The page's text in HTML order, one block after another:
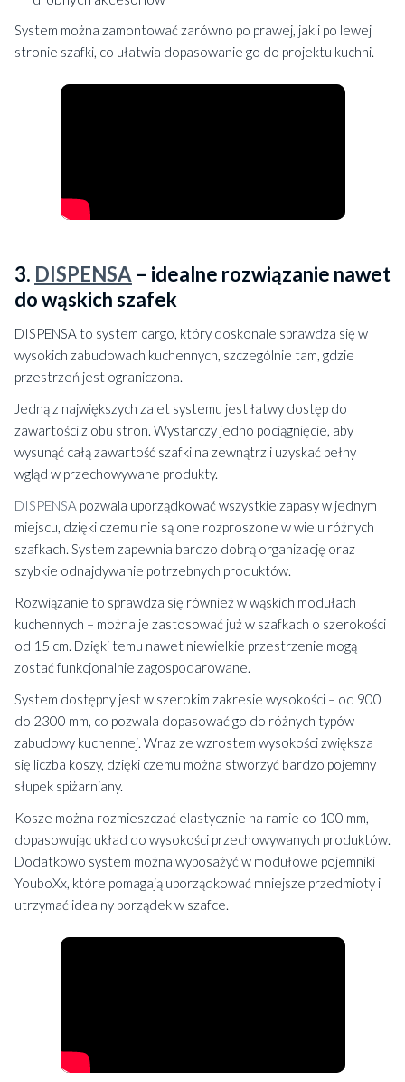
System można zamontować zarówno po prawej, jak i po lewej
stronie szafki, co ułatwia dopasowanie go do projektu kuchni.
3. DISPENSA – idealne rozwiązanie nawet
do wąskich szafek
DISPENSA to system cargo, który doskonale sprawdza się w
wysokich zabudowach kuchennych, szczególnie tam, gdzie
przestrzeń jest ograniczona.
Jedną z największych zalet systemu jest łatwy dostęp do
zawartości z obu stron. Wystarczy jedno pociągnięcie, aby
wysunąć całą zawartość szafki na zewnątrz i uzyskać pełny
wgląd w przechowywane produkty.
DISPENSA pozwala uporządkować wszystkie zapasy w jednym
miejscu, dzięki czemu nie są one rozproszone w wielu różnych
szafkach. System zapewnia bardzo dobrą organizację oraz
szybkie odnajdywanie potrzebnych produktów.
Rozwiązanie to sprawdza się również w wąskich modułach
kuchennych – można je zastosować już w szafkach o szerokości
od 15 cm. Dzięki temu nawet niewielkie przestrzenie mogą
zostać funkcjonalnie zagospodarowane.
System dostępny jest w szerokim zakresie wysokości – od 900
do 2300 mm, co pozwala dopasować go do różnych typów
zabudowy kuchennej. Wraz ze wzrostem wysokości zwiększa
się liczba koszy, dzięki czemu można stworzyć bardzo pojemny
słupek spiżarniany.
Kosze można rozmieszczać elastycznie na ramie co 100 mm,
dopasowując układ do wysokości przechowywanych produktów.
Dodatkowo system można wyposażyć w modułowe pojemniki
YouboXx, które pomagają uporządkować mniejsze przedmioty i
utrzymać idealny porządek w szafce.